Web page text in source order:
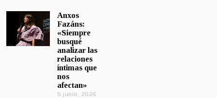
Anxos
Fazáns:
«Siempre
busqué
analizar las
relaciones
íntimas que
nos
afectan»
5 junio, 2026